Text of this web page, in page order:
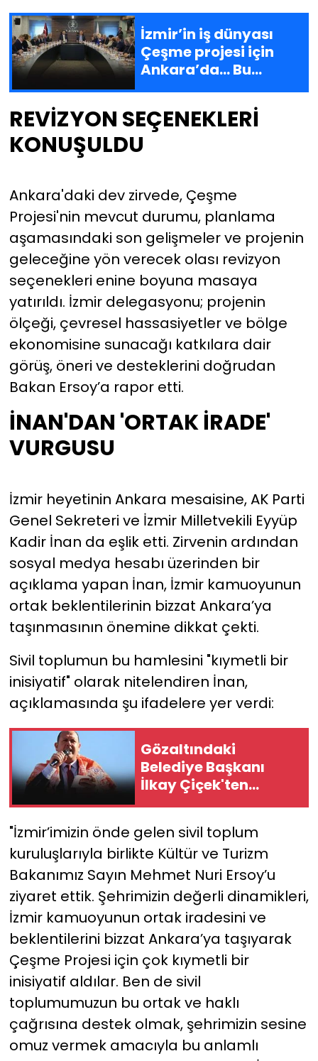
İzmir’in iş dünyası
Çeşme projesi için
Ankara’da... Bu
defteri kapatmıştık
İzmir istiyorsa her
şeye hazırız!
REVİZYON SEÇENEKLERİ
KONUŞULDU
Ankara'daki dev zirvede, Çeşme
Projesi'nin mevcut durumu, planlama
aşamasındaki son gelişmeler ve projenin
geleceğine yön verecek olası revizyon
seçenekleri enine boyuna masaya
yatırıldı. İzmir delegasyonu; projenin
ölçeği, çevresel hassasiyetler ve bölge
ekonomisine sunacağı katkılara dair
görüş, öneri ve desteklerini doğrudan
Bakan Ersoy’a rapor etti.
İNAN'DAN 'ORTAK İRADE'
VURGUSU
İzmir heyetinin Ankara mesaisine, AK Parti
Genel Sekreteri ve İzmir Milletvekili Eyyüp
Kadir İnan da eşlik etti. Zirvenin ardından
sosyal medya hesabı üzerinden bir
açıklama yapan İnan, İzmir kamuoyunun
ortak beklentilerinin bizzat Ankara’ya
taşınmasının önemine dikkat çekti.
Sivil toplumun bu hamlesini "kıymetli bir
inisiyatif" olarak nitelendiren İnan,
açıklamasında şu ifadelere yer verdi:
Gözaltındaki
Belediye Başkanı
İlkay Çiçek'ten
"yapay zekâ"
"İzmir’imizin önde gelen sivil toplum
kuruluşlarıyla birlikte Kültür ve Turizm
Bakanımız Sayın Mehmet Nuri Ersoy’u
ziyaret ettik. Şehrimizin değerli dinamikleri,
İzmir kamuoyunun ortak iradesini ve
beklentilerini bizzat Ankara’ya taşıyarak
Çeşme Projesi için çok kıymetli bir
inisiyatif aldılar. Ben de sivil
toplumumuzun bu ortak ve haklı
çağrısına destek olmak, şehrimizin sesine
omuz vermek amacıyla bu anlamlı